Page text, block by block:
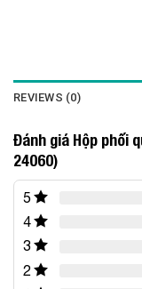
REVIEWS (0)
Đánh giá Hộp phối
24060)
5
4
3
2